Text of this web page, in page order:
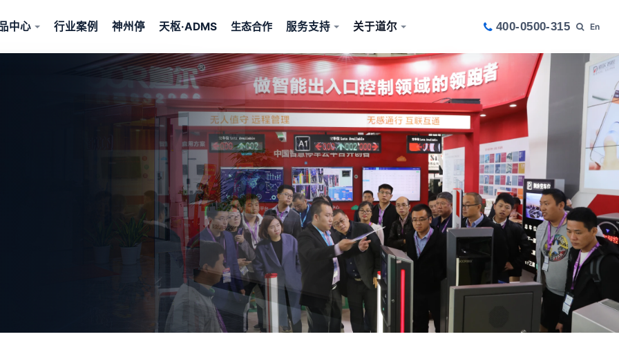
中心 行业案例 神州停 天枢·ADMS 服务支持 关于道尔 400-0500-315 En